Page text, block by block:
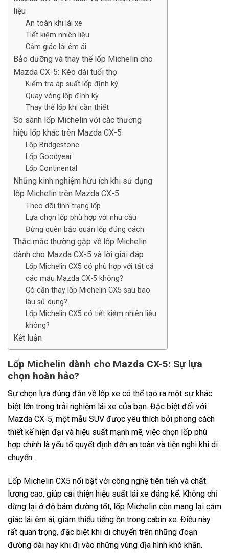
liệu
An toàn khi lái xe
Tiết kiệm nhiên liệu
Cảm giác lái êm ái
Bảo dưỡng và thay thế lốp Michelin cho
Mazda CX-5: Kéo dài tuổi thọ
Kiểm tra áp suất lốp định kỳ
Quay vòng lốp định kỳ
Thay thế lốp khi cần thiết
So sánh lốp Michelin với các thương
hiệu lốp khác trên Mazda CX-5
Lốp Bridgestone
Lốp Goodyear
Lốp Continental
Những kinh nghiệm hữu ích khi sử dụng
lốp Michelin trên Mazda CX-5
Theo dõi tình trạng lốp
Lựa chọn lốp phù hợp với nhu cầu
Đừng quên bảo quản lốp đúng cách
Thắc mắc thường gặp về lốp Michelin
dành cho Mazda CX-5 và lời giải đáp
Lốp Michelin CX5 có phù hợp với tất cả
các mẫu Mazda CX-5 không?
Có cần thay lốp Michelin CX5 sau bao
lâu sử dụng?
Lốp Michelin CX5 có tiết kiệm nhiên liệu
không?
Kết luận
Lốp Michelin dành cho Mazda CX-5: Sự lựa
chọn hoàn hảo?
Sự chọn lựa đúng đắn về lốp xe có thể tạo ra một sự khác
biệt lớn trong trải nghiệm lái xe của bạn. Đặc biệt đối với
Mazda CX-5, một mẫu SUV được yêu thích bởi phong cách
thiết kế hiện đại và hiệu suất mạnh mẽ, việc chọn lốp phù
hợp chính là yếu tố quyết định đến an toàn và tiện nghi khi di
chuyển.
Lốp Michelin CX5 nổi bật với công nghệ tiên tiến và chất
lượng cao, giúp cải thiện hiệu suất lái xe đáng kể. Không chỉ
dừng lại ở độ bám đường tốt, lốp Michelin còn mang lại cảm
giác lái êm ái, giảm thiểu tiếng ồn trong cabin xe. Điều này
rất quan trọng, đặc biệt khi di chuyển trên những đoạn
đường dài hay khi đi vào những vùng địa hình khó khăn.